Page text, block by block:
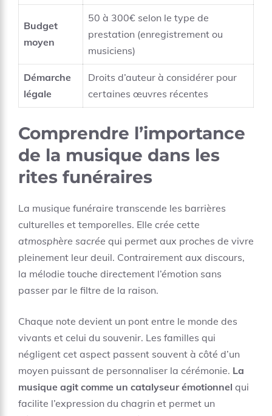
Budget
moyen
50 à 300€ selon le type de
prestation (enregistrement ou
musiciens)
Démarche
légale
Droits d’auteur à considérer pour
certaines œuvres récentes
Comprendre l’importance
de la musique dans les
rites funéraires
La musique funéraire transcende les barrières
culturelles et temporelles. Elle crée cette
atmosphère sacrée qui permet aux proches de vivre
pleinement leur deuil. Contrairement aux discours,
la mélodie touche directement l’émotion sans
passer par le filtre de la raison.
Chaque note devient un pont entre le monde des
vivants et celui du souvenir. Les familles qui
négligent cet aspect passent souvent à côté d’un
moyen puissant de personnaliser la cérémonie. La
musique agit comme un catalyseur émotionnel qui
facilite l’expression du chagrin et permet un